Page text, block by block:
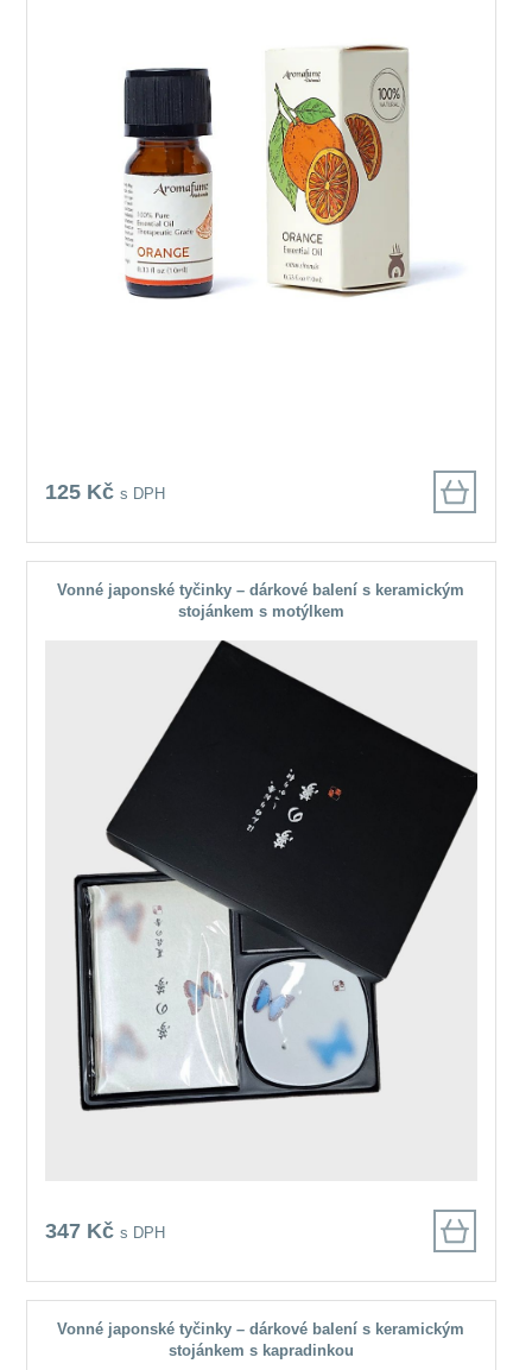
125 Kčs DPH
Vonné japonské tyčinky – dárkové balení s keramickým
stojánkem s motýlkem
347 Kčs DPH
Vonné japonské tyčinky – dárkové balení s keramickým
stojánkem s kapradinkou